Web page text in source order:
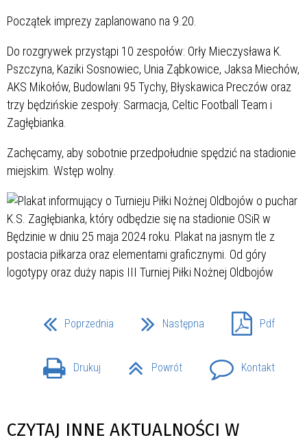
Początek imprezy zaplanowano na 9.20.
Do rozgrywek przystąpi 10 zespołów: Orły Mieczysława K.
Pszczyna, Kaziki Sosnowiec, Unia Ząbkowice, Jaksa Miechów,
AKS Mikołów, Budowlani 95 Tychy, Błyskawica Preczów oraz
trzy będzińskie zespoły: Sarmacja, Celtic Football Team i
Zagłębianka.
Zachęcamy, aby sobotnie przedpołudnie spędzić na stadionie
miejskim. Wstęp wolny.
Poprzednia Następna Pdf
Drukuj Powrót Kontakt
CZYTAJ INNE AKTUALNOŚCI W